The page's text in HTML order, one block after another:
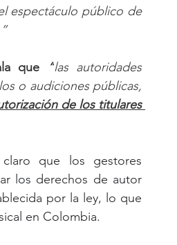
espectáculo público de
que “las autoridades
o audiciones públicas,
de los titulares
que los gestores
los derechos de autor
por la ley, lo que
en Colombia.